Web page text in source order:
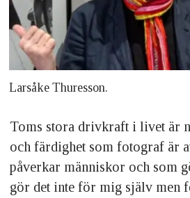
Larsåke Thuresson.
Toms stora drivkraft i livet är
och färdighet som fotograf är
påverkar människor och som
gör det inte för mig själv men